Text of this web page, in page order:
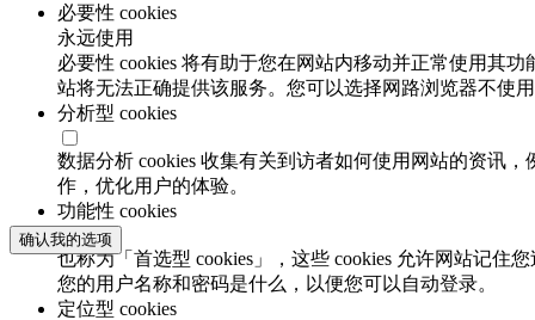
必要性 cookies
永远使用
必要性 cookies 将有助于您在网站内移动并正常使用其
站将无法正确提供该服务。您可以选择网路浏览器不使
分析型 cookies
数据分析 cookies 收集有关到访者如何使用网站的资讯
作，优化用户的体验。
功能性 cookies
也称为「首选型 cookies」，这些 cookies 允许网站记
您的用户名称和密码是什么，以便您可以自动登录。
定位型 cookies
确认我的选项